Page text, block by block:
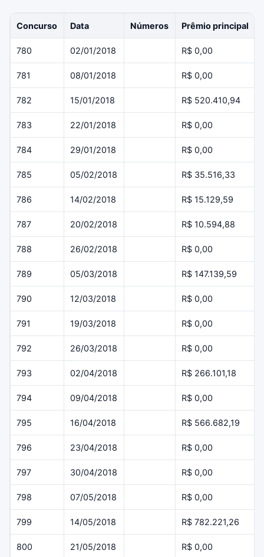
Concurso Data Números Prêmio principal
780 02/01/2018 R$ 0,00
781 08/01/2018 R$ 0,00
782 15/01/2018 R$ 520.410,94
783 22/01/2018 R$ 0,00
784 29/01/2018 R$ 0,00
785 05/02/2018 R$ 35.516,33
786 14/02/2018 R$ 15.129,59
787 20/02/2018 R$ 10.594,88
788 26/02/2018 R$ 0,00
789 05/03/2018 R$ 147.139,59
790 12/03/2018 R$ 0,00
791 19/03/2018 R$ 0,00
792 26/03/2018 R$ 0,00
793 02/04/2018 R$ 266.101,18
794 09/04/2018 R$ 0,00
795 16/04/2018 R$ 566.682,19
796 23/04/2018 R$ 0,00
797 30/04/2018 R$ 0,00
798 07/05/2018 R$ 0,00
799 14/05/2018 R$ 782.221,26
800 21/05/2018 R$ 0,00